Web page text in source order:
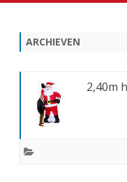
ARCHIEVEN
2,40m